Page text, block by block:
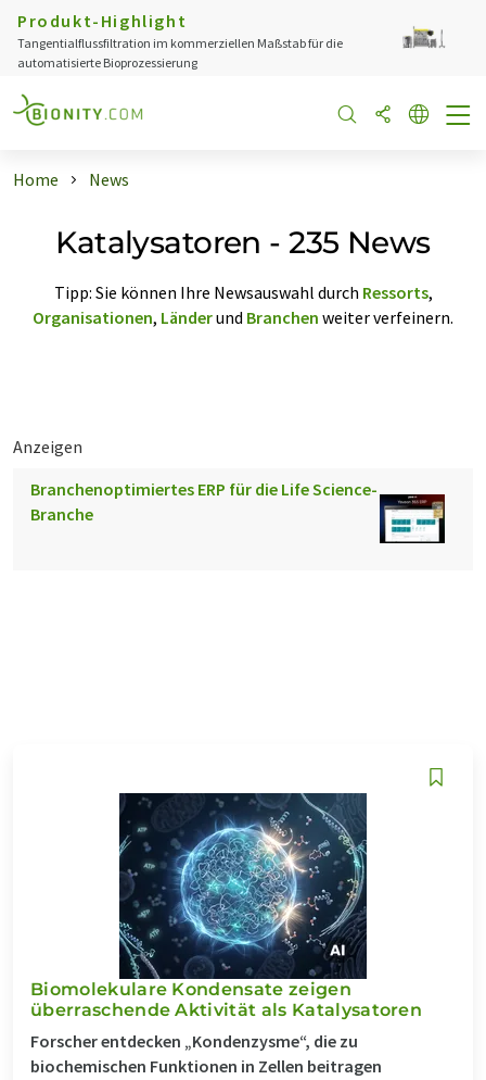
Produkt-Highlight
Tangentialflussfiltration im kommerziellen Maßstab für die
automatisierte Bioprozessierung
Home News
Katalysatoren - 235 News
Tipp: Sie können Ihre Newsauswahl durch Ressorts,
Organisationen, Länderund Branchen weiter verfeinern.
Anzeigen
Branchenoptimiertes ERP für die Life Science-
Branche
Biomolekulare Kondensate zeigen
überraschende Aktivität als Katalysatoren
Forscher entdecken „Kondenzysme“, die zu
biochemischen Funktionen in Zellen beitragen